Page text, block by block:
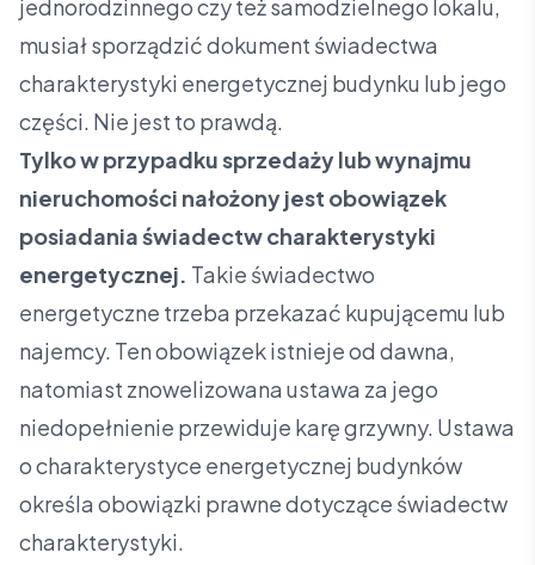
jednorodzinnego czy też samodzielnego lokalu,
musiał sporządzić dokument świadectwa
charakterystyki energetycznej budynku lub jego
części. Nie jest to prawdą.
Tylko w przypadku sprzedaży lub wynajmu
nieruchomości nałożony jest obowiązek
posiadania świadectw charakterystyki
energetycznej. Takie świadectwo
energetyczne trzeba przekazać kupującemu lub
najemcy. Ten obowiązek istnieje od dawna,
natomiast znowelizowana ustawa za jego
niedopełnienie przewiduje karę grzywny. Ustawa
o charakterystyce energetycznej budynków
określa obowiązki prawne dotyczące świadectw
charakterystyki.